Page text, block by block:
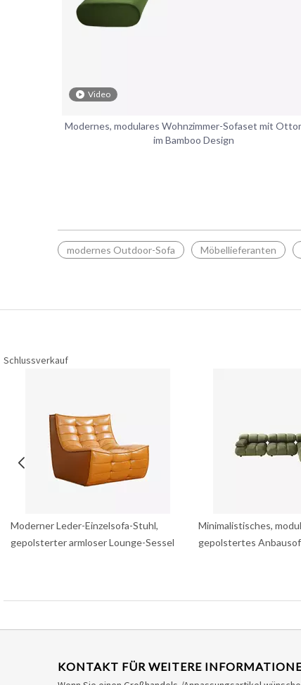
Video
Modernes, modulares Wohnzimmer-Sofaset mit
im Bamboo Design
modernes Outdoor-Sofa Möbellieferanten
Schlussverkauf
Moderner Leder-Einzelsofa-Stuhl,
gepolsterter armloser Lounge-Sessel
Minimalistisches,
gepolstertes
KONTAKT FÜR WEITERE